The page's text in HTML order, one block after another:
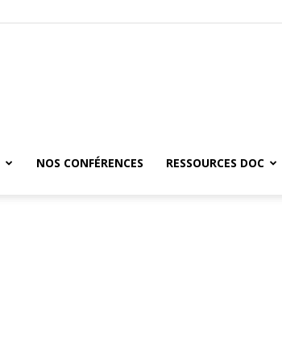
NOS CONFÉRENCES RESSOURCES DOC